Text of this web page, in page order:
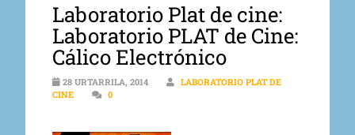
Laboratorio Plat de cine:
Laboratorio PLAT de Cine:
Cálico Electrónico
28 URTARRILA, 2014
LABORATORIO PLAT DE
CINE
0